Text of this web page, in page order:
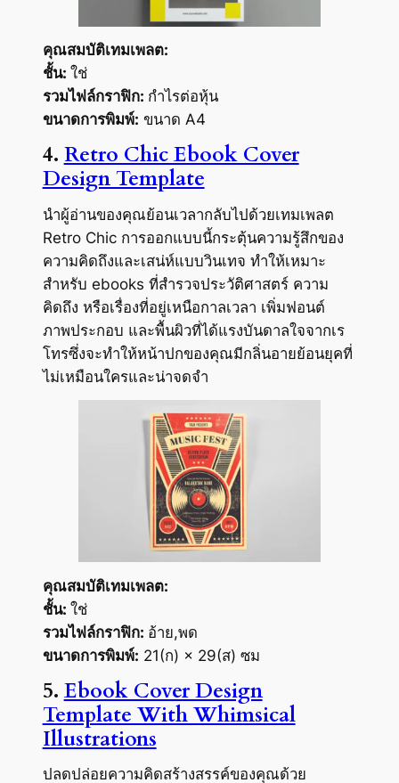
คุณสมบัติเทมเพลต:
ชั้น: ใช่
รวมไฟล์กราฟิก: กำไรต่อหุ้น
ขนาดการพิมพ์: ขนาด A4
4. Retro Chic Ebook Cover
Design Template
นำผู้อ่านของคุณย้อนเวลากลับไปด้วยเทมเพลต
Retro Chic การออกแบบนี้กระตุ้นความรู้สึกของ
ความคิดถึงและเสน่ห์แบบวินเทจ ทำให้เหมาะ
สำหรับ ebooks ที่สำรวจประวัติศาสตร์ ความ
คิดถึง หรือเรื่องที่อยู่เหนือกาลเวลา เพิ่มฟอนต์
ภาพประกอบ และพื้นผิวที่ได้แรงบันดาลใจจากเร
โทรซึ่งจะทำให้หน้าปกของคุณมีกลิ่นอายย้อนยุคที่
ไม่เหมือนใครและน่าจดจำ
คุณสมบัติเทมเพลต:
ชั้น: ใช่
รวมไฟล์กราฟิก: อ้าย,พด
ขนาดการพิมพ์: 21(ก) × 29(ส) ซม
5.Ebook Cover Design
Template With Whimsical
Illustrations
ปลดปล่อยความคิดสร้างสรรค์ของคุณด้วย